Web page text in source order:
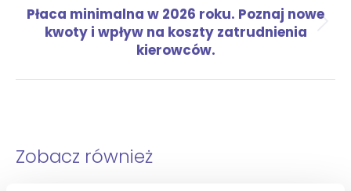
Następny
wpis:
Płaca minimalna w 2026 roku. Poznaj nowe
kwoty i wpływ na koszty zatrudnienia
kierowców.
Zobacz również